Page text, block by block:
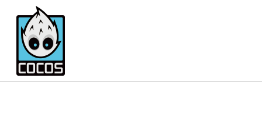
dumganhar